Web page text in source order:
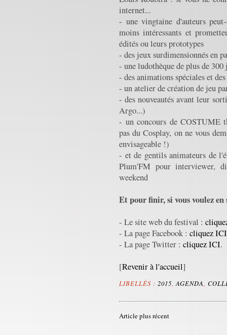
internet...
- une vingtaine d'auteurs
moins intéressants et
édités ou leurs prototypes
- des jeux surdimensionnés en
- une ludothèque de plus de
- des animations spéciales et
- un atelier de création de jeu
- des nouveautés avant leur
Argo...)
- un concours de COSTUME
pas du Cosplay, on ne vous
envisageable !)
- et de gentils animateurs de
Plum'FM pour interviewer,
weekend
Et pour finir, si vous voulez
- Le site web du festival :
- La page Facebook :cliquez ICI
- La page Twitter :cliquez ICI.
[Revenir à l'accueil]
LIBELLÉS : 2015 ,AGENDA ,
Article plus récent